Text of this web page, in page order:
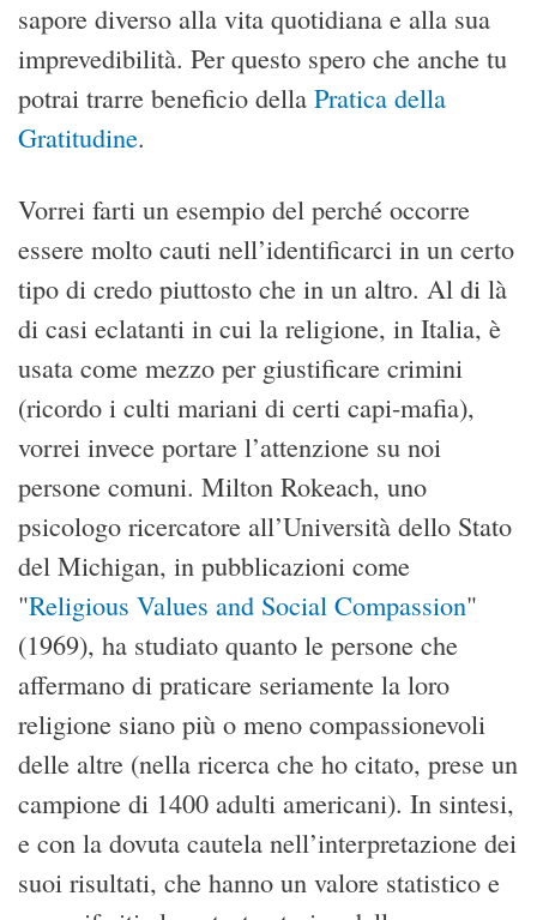
sapore diverso alla vita quotidiana e alla sua
imprevedibilità. Per questo spero che anche tu
potrai trarre beneficio della Pratica della
Gratitudine.
Vorrei farti un esempio del perché occorre
essere molto cauti nell’identificarci in un certo
tipo di credo piuttosto che in un altro. Al di là
di casi eclatanti in cui la religione, in Italia, è
usata come mezzo per giustificare crimini
(ricordo i culti mariani di certi capi-mafia),
vorrei invece portare l’attenzione su noi
persone comuni. Milton Rokeach, uno
psicologo ricercatore all’Università dello Stato
del Michigan, in pubblicazioni come
"Religious Values and Social Compassion"
(1969), ha studiato quanto le persone che
affermano di praticare seriamente la loro
religione siano più o meno compassionevoli
delle altre (nella ricerca che ho citato, prese un
campione di 1400 adulti americani). In sintesi,
e con la dovuta cautela nell’interpretazione dei
suoi risultati, che hanno un valore statistico e